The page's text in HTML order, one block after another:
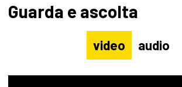
Guarda e ascolta
video audio